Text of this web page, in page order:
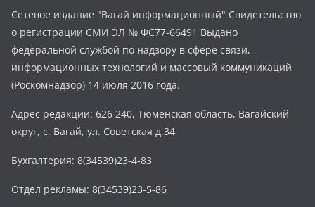
Сетевое издание "Вагай информационный" Свидетельство
о регистрации СМИ ЭЛ № ФС77-66491 Выдано
федеральной службой по надзору в сфере связи,
информационных технологий и массовый коммуникаций
(Роскомнадзор) 14 июля 2016 года.
Адрес редакции: 626 240, Тюменская область, Вагайский
округ, с. Вагай, ул. Советская д.34
Бухгалтерия: 8(34539)23-4-83
Отдел рекламы: 8(34539)23-5-86